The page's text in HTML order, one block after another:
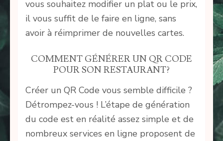
vous souhaitez modifier un plat ou le prix,
il vous suffit de le faire en ligne, sans
avoir à réimprimer de nouvelles cartes.
COMMENT GÉNÉRER UN QR CODE
POUR SON RESTAURANT?
Créer un QR Code vous semble difficile ?
Détrompez-vous ! L’étape de génération
du code est en réalité assez simple et de
nombreux services en ligne proposent de